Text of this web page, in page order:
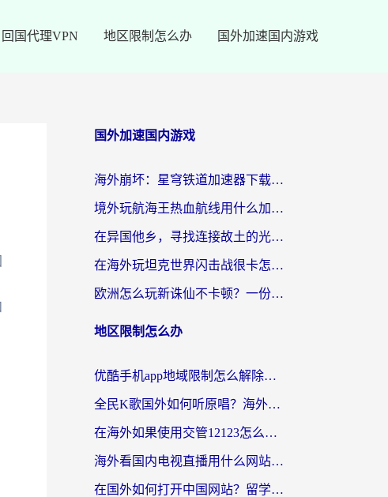
回国代理VPN 地区限制怎么办 国外加速国内游戏
国外加速国内游戏
海外崩坏：星穹铁道加速器下载安装：一份给游子的终极网络指南
境外玩航海王热血航线用什么加速器？2026海外玩家实测最优方案（附欧洲问道堡垒前线加速技巧）
在异国他乡，寻找连接故土的光明大陆免费加速器
在海外玩坦克世界闪击战很卡怎么办？老玩家亲测有效的加速器选择指南
欧洲怎么玩新诛仙不卡顿？一份给海外游子的国服游戏畅玩指南
地区限制怎么办
优酷手机app地域限制怎么解除？海外党亲测有效的追剧方案
全民K歌国外如何听原唱？海外党亲测有效的回国加速器选择指南
在海外如果使用交管12123怎么处理？留学生亲测有效的回国加速方案
海外看国内电视直播用什么网站比较好？一篇解决你所有追剧难题的实用指南
在国外如何打开中国网站？留学生与海外华人的无缝访问指南